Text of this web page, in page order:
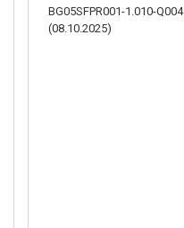
BG05SFPR001-1.010-Q004
(08.10.2025)